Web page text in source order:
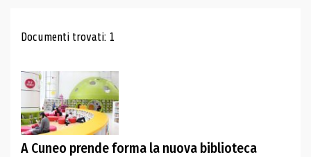
Risultati di ricerca
Documenti trovati: 1
A Cuneo prende forma la nuova biblioteca